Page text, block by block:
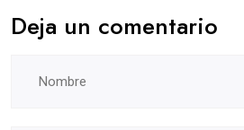
Deja un comentario